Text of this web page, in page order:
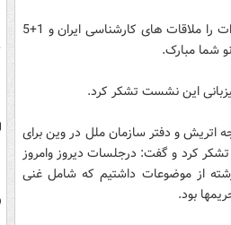
مسئول سیاست خارجی اتحادیه ا روپا مرحله بعدی مذاکرات را ملاقات های کارشناسی ایران و 1+5
شما مبارک.
این نشست تشکر کرد.
اتریش و دفتر سازمان ملل در وین برای
فراهم کردن امکانات برگزاری گفت و گو های ا یران و 1+5 تشکر کرد و گفت: درجلسات دیروز وامروز
از موضوعات داشتیم که شامل غنی
بود.